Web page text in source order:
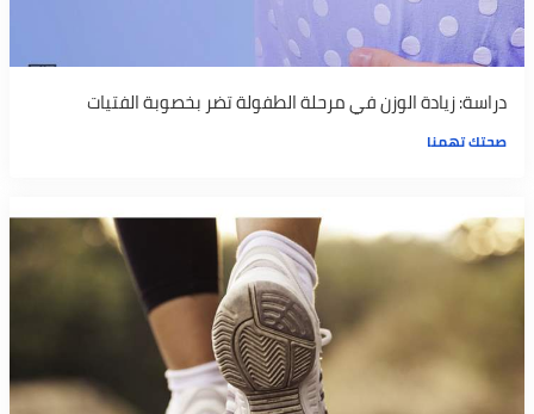
دراسة: زيادة الوزن في مرحلة الطفولة تضر بخصوبة الفتيات
صحتك تهمنا